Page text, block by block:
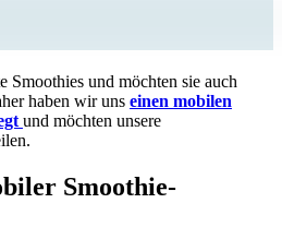
Smoothies und möchten sie auch
haben wir uns einen mobilen
und möchten unsere
Smoothie-